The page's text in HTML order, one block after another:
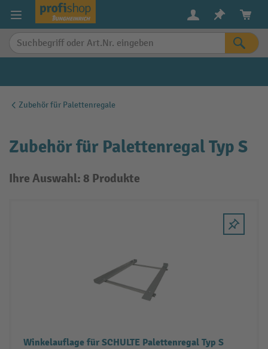
springen
Zubehör für Palettenregale
Zubehör für Palettenregal Typ S
Ihre Auswahl: 8 Produkte
Winkelauflage für SCHULTE Palettenregal Typ S